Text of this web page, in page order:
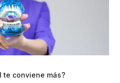
te conviene más?